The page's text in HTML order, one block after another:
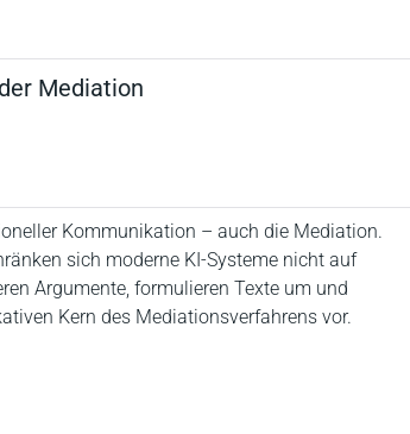
Mediation
Kommunikation – auch die Mediation.
sich moderne KI-Systeme nicht auf
Argumente, formulieren Texte um und
Kern des Mediationsverfahrens vor.